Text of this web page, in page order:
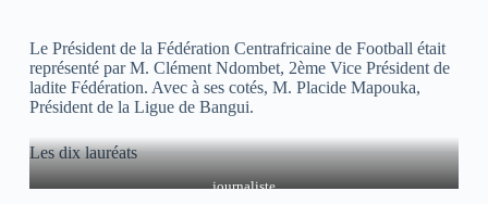
Le Président de la Fédération Centrafricaine de Football était
représenté par M. Clément Ndombet, 2ème Vice Président de
ladite Fédération. Avec à ses cotés, M. Placide Mapouka,
Président de la Ligue de Bangui.
Les dix lauréats
journaliste